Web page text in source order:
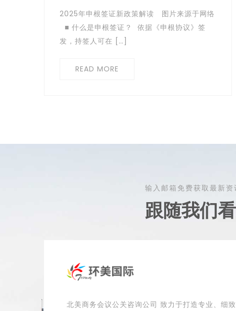
2025年申根签证新政策解读 图片来源于网络
■ 什么是申根签证？ 依据《申根协议》签
发，持签人可在 […]
READ MORE
输入邮箱免费获取最新资
跟随我们
北美商务会议公关咨询公司 致力于打造专业、细